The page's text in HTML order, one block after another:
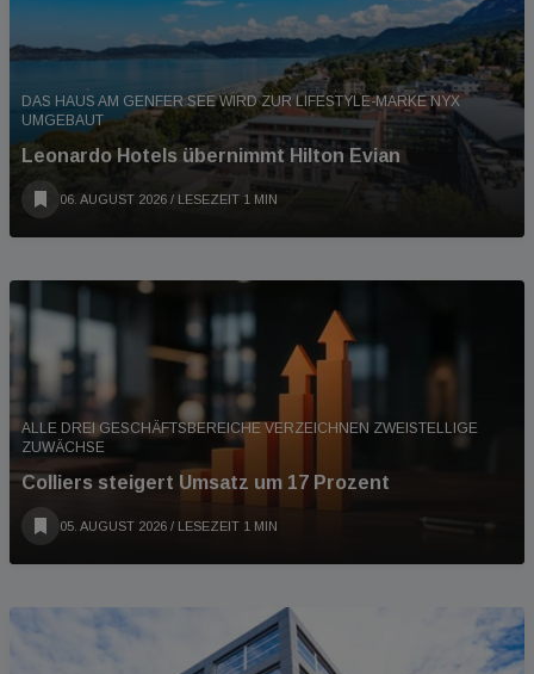
DAS HAUS AM GENFER SEE WIRD ZUR LIFESTYLE-MARKE NYX
UMGEBAUT
Leonardo Hotels übernimmt Hilton Evian
06. AUGUST 2026 / LESEZEIT 1 MIN
ALLE DREI GESCHÄFTSBEREICHE VERZEICHNEN ZWEISTELLIGE
ZUWÄCHSE
Colliers steigert Umsatz um 17 Prozent
05. AUGUST 2026 / LESEZEIT 1 MIN